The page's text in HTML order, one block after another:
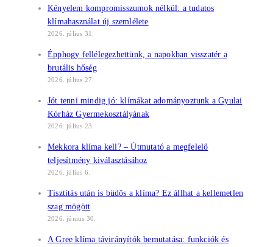
Kényelem kompromisszumok nélkül: a tudatos
klímahasználat új szemlélete
2026. július 31.
Épphogy fellélegezhettünk, a napokban visszatér a
brutális hőség
2026. július 27.
Jót tenni mindig jó: klímákat adományoztunk a Gyulai
Kórház Gyermekosztályának
2026. július 23.
Mekkora klíma kell? – Útmutató a megfelelő
teljesítmény kiválasztásához
2026. július 6.
Tisztítás után is büdös a klíma? Ez állhat a kellemetlen
szag mögött
2026. június 30.
A Gree klíma távirányítók bemutatása: funkciók és